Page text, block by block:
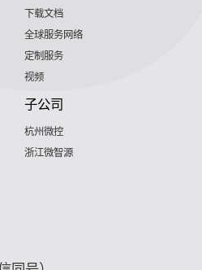
下载文档
全球服务网络
定制服务
视频
子公司
杭州微控
浙江微智源